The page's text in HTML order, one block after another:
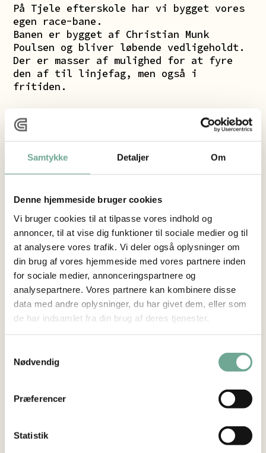
Samtykke Detaljer Om
Denne hjemmeside bruger cookies
Vi bruger cookies til at tilpasse vores indhold og
annoncer, til at vise dig funktioner til sociale medier og til
at analysere vores trafik. Vi deler også oplysninger om
din brug af vores hjemmeside med vores partnere inden
for sociale medier, annonceringspartnere og
analysepartnere. Vores partnere kan kombinere disse
data med andre oplysninger, du har givet dem, eller som
de har indsamlet fra din brug af deres tjenester.
Nødvendig
Præferencer
Statistik
På Tjele efterskole har vi bygget vores
egen race-bane.
Banen er bygget af Christian Munk
Poulsen og bliver løbende vedligeholdt.
Der er masser af mulighed for at fyre
den af til linjefag, men også i
fritiden.
værksted til alt på
I laden har vi også et værksted, hvor du
kan reparere din cykel, scooter eller